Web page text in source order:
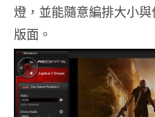
燈，並能隨意編排大小
版面。